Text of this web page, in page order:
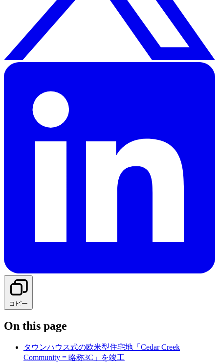
コピー
On this page
タウンハウス式の欧米型住宅地「Cedar Creek
Community = 略称3C」を竣工